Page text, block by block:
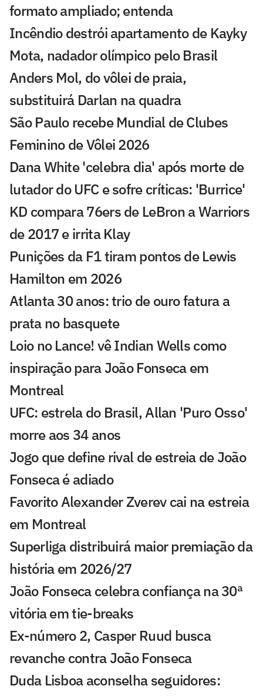
formato ampliado; entenda
Incêndio destrói apartamento de Kayky
Mota, nadador olímpico pelo Brasil
Anders Mol, do vôlei de praia,
substituirá Darlan na quadra
São Paulo recebe Mundial de Clubes
Feminino de Vôlei 2026
Dana White 'celebra dia' após morte de
lutador do UFC e sofre críticas: 'Burrice'
KD compara 76ers de LeBron a Warriors
de 2017 e irrita Klay
Punições da F1 tiram pontos de Lewis
Hamilton em 2026
Atlanta 30 anos: trio de ouro fatura a
prata no basquete
Loio no Lance! vê Indian Wells como
inspiração para João Fonseca em
Montreal
UFC: estrela do Brasil, Allan 'Puro Osso'
morre aos 34 anos
Jogo que define rival de estreia de João
Fonseca é adiado
Favorito Alexander Zverev cai na estreia
em Montreal
Superliga distribuirá maior premiação da
história em 2026/27
João Fonseca celebra confiança na 30ª
vitória em tie-breaks
Ex-número 2, Casper Ruud busca
revanche contra João Fonseca
Duda Lisboa aconselha seguidores: